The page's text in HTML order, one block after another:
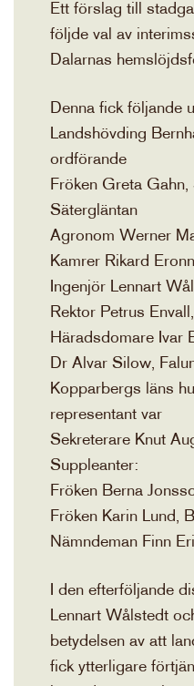
Ett förslag till
följde val av
Dalarnas
Denna fick följande
Landshövding
ordförande
Fröken Greta
Sätergläntan
Agronom Werner
Kamrer Rikard
Ingenjör Lennart
Rektor Petrus
Häradsdomare Ivar
Dr Alvar Silow,
Kopparbergs läns
representant var
Sekreterare Knut
Suppleanter:
Fröken Berna
Fröken Karin Lund,
Nämndeman Finn
I den efterföljande
Lennart Wålstedt
betydelsen av att
fick ytterligare